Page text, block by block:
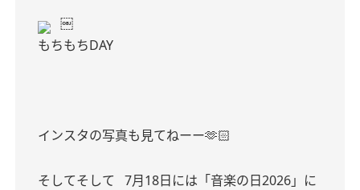
￼
もちもちDAY
インスタの写真も見てねーー🫶🏻
そしてそして
7月18日には「音楽の日2026」に